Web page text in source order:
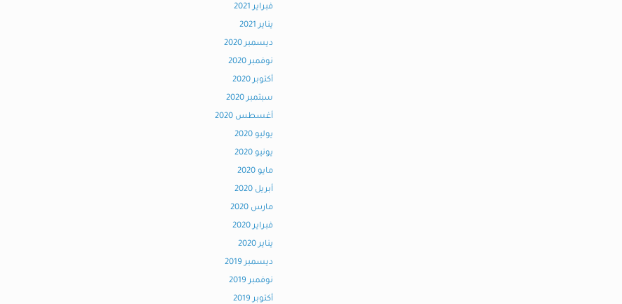
فبراير 2021
يناير 2021
ديسمبر 2020
نوفمبر 2020
أكتوبر 2020
سبتمبر 2020
أغسطس 2020
يوليو 2020
يونيو 2020
مايو 2020
أبريل 2020
مارس 2020
فبراير 2020
يناير 2020
ديسمبر 2019
نوفمبر 2019
أكتوبر 2019